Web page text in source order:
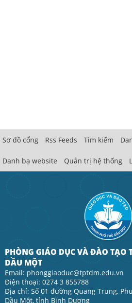
Sơ đồ cổng Rss Feeds Tìm kiếm
Danh bạ website Quản trị hệ thống
PHÒNG GIÁO DỤC VÀ ĐÀO TẠO
DẦU MỘT
Email: phonggiaoduc@tptdm.edu.vn
Điện thoại: 0274 3 855788
Địa chỉ: Số 01 đường Quang Trung,
Dầu Một, tỉnh Bình Dương